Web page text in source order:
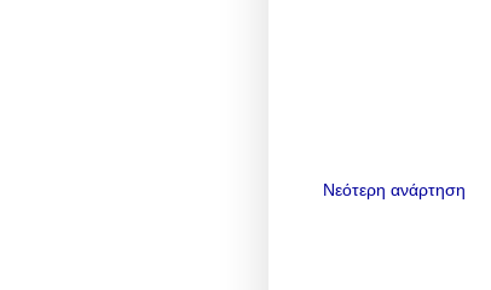
Νεότερη ανάρτηση